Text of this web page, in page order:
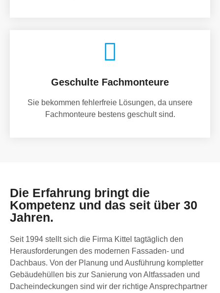
Geschulte Fachmonteure
Sie bekommen fehlerfreie Lösungen, da unsere
Fachmonteure bestens geschult sind.
Die Erfahrung bringt die
Kompetenz und das seit über 30
Jahren.
Seit 1994 stellt sich die Firma Kittel tagtäglich den
Herausforderungen des modernen Fassaden- und
Dachbaus. Von der Planung und Ausführung kompletter
Gebäudehüllen bis zur Sanierung von Altfassaden und
Dacheindeckungen sind wir der richtige Ansprechpartner